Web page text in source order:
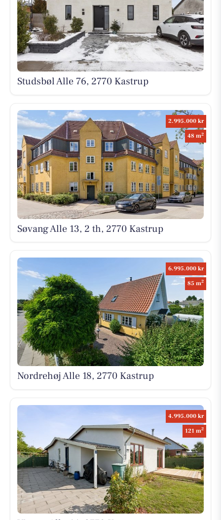
Studsbøl Alle 76, 2770 Kastrup
2.995.000 kr
48 m2
Søvang Alle 13, 2 th, 2770 Kastrup
6.995.000 kr
85 m2
Nordrehøj Alle 18, 2770 Kastrup
4.995.000 kr
121 m2